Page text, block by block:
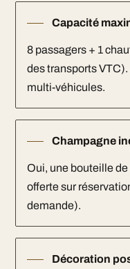
Capacité
8 passagers + 1
des transports
multi-véhicules.
Champagne
Oui, une bouteille
offerte sur
demande).
Décoration